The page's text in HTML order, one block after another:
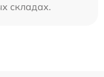
складах.